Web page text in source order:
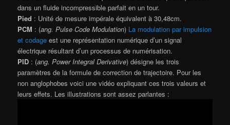
dans un fluide incompressible parfait en un tour.
Pied : Unité de mesure impérale équivalent à 30,48cm.
PCM : (ang. Pulse Code Modulation) La modulation par impulsion
et codage est une représentation numérique d’un signal
électrique résultant d’un processus de numérisation.
PID : (ang. Power Integral Derivative) désigne les trois
paramètres de la formule de correction de trajectoire. Pour les
non anglophobes voici une vidéo expliquant ces trois valeurs et
leurs effets. Les illustrations sont assez parlantes :